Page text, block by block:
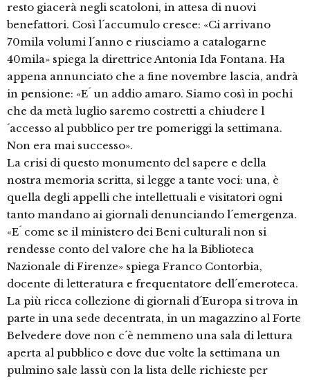
resto giacerà negli scatoloni, in attesa di nuovi
benefattori. Così l´accumulo cresce: «Ci arrivano
70mila volumi l´anno e riusciamo a catalogarne
40mila» spiega la direttrice Antonia Ida Fontana. Ha
appena annunciato che a fine novembre lascia, andrà
in pensione: «E´ un addio amaro. Siamo così in pochi
che da metà luglio saremo costretti a chiudere l
´accesso al pubblico per tre pomeriggi la settimana.
Non era mai successo».
La crisi di questo monumento del sapere e della
nostra memoria scritta, si legge a tante voci: una, è
quella degli appelli che intellettuali e visitatori ogni
tanto mandano ai giornali denunciando l´emergenza.
«E´ come se il ministero dei Beni culturali non si
rendesse conto del valore che ha la Biblioteca
Nazionale di Firenze» spiega Franco Contorbia,
docente di letteratura e frequentatore dell´emeroteca.
La più ricca collezione di giornali d´Europa si trova in
parte in una sede decentrata, in un magazzino al Forte
Belvedere dove non c´è nemmeno una sala di lettura
aperta al pubblico e dove due volte la settimana un
pulmino sale lassù con la lista delle richieste per